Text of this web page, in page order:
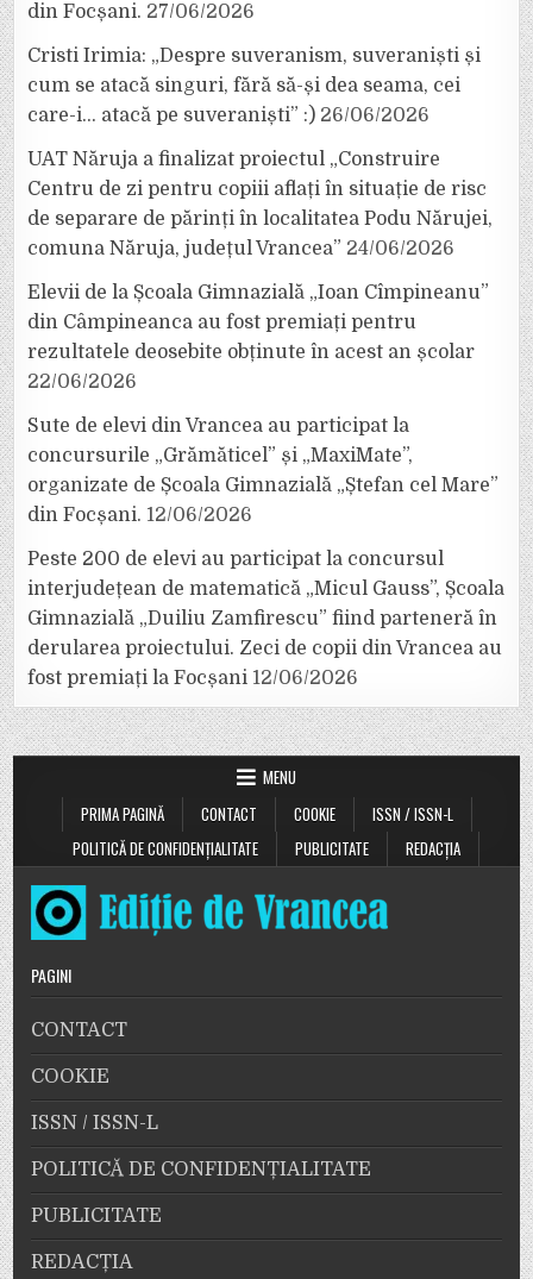
din Focșani. 27/06/2026
Cristi Irimia: „Despre suveranism, suveraniști și
cum se atacă singuri, fără să-și dea seama, cei
care-i… atacă pe suveraniști” :) 26/06/2026
UAT Năruja a finalizat proiectul „Construire
Centru de zi pentru copiii aflați în situație de risc
de separare de părinți în localitatea Podu Nărujei,
comuna Năruja, județul Vrancea” 24/06/2026
Elevii de la Școala Gimnazială „Ioan Cîmpineanu”
din Câmpineanca au fost premiați pentru
rezultatele deosebite obținute în acest an școlar
22/06/2026
Sute de elevi din Vrancea au participat la
concursurile „Grămăticel” și „MaxiMate”,
organizate de Școala Gimnazială „Ștefan cel Mare”
din Focșani. 12/06/2026
Peste 200 de elevi au participat la concursul
interjudețean de matematică „Micul Gauss”, Școala
Gimnazială „Duiliu Zamfirescu” fiind parteneră în
derularea proiectului. Zeci de copii din Vrancea au
fost premiați la Focșani 12/06/2026
MENU
PRIMA PAGINĂ
CONTACT COOKIE
ISSN / ISSN-L
POLITICĂ DE CONFIDENȚIALITATE
PUBLICITATE REDACȚIA
PAGINI
CONTACT
COOKIE
ISSN / ISSN-L
POLITICĂ DE CONFIDENȚIALITATE
PUBLICITATE
REDACȚIA